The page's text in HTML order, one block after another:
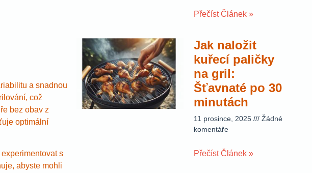
a snadnou
což
bez obav z
optimální
s
abyste mohli
Přečíst Článek »
Jak naložit
kuřecí paličky
na gril:
Šťavnaté po 30
minutách
11 prosince, 2025
Žádné
komentáře
Přečíst Článek »